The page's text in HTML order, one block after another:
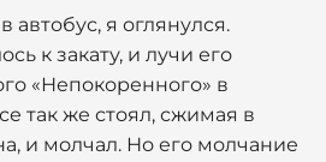
автобус, я оглянулся.
к закату, и лучи его
«Непокоренного» в
так же стоял, сжимая в
и молчал. Но его молчание